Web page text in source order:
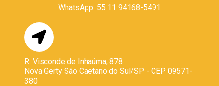
WhatsApp: 55 11 94168-5491
R. Visconde de Inhaúma, 878
Nova Gerty São Caetano do Sul/SP - CEP 09571-
380